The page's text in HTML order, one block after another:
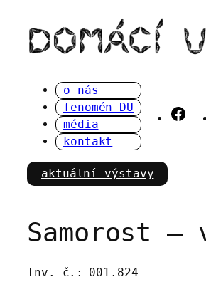
obsah
o nás
fenomén DU
média
kontakt
aktuální výstavy
Samorost –
Inv. č.: 001.824